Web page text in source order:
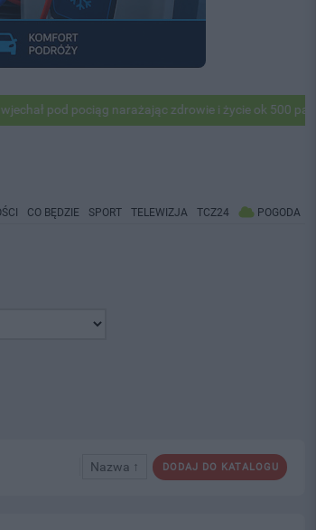
pociąg narażając zdrowie i życie ok 500 pasażerów!
CO BĘDZIE SPORT TELEWIZJA TCZ24 POGODA
DODAJ DO KATALOGU
Nazwa ↑